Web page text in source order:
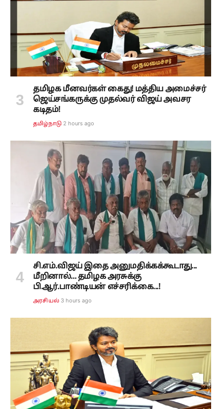
தமிழக மீனவர்கள் கைது! மத்திய அமைச்சர்
ஜெய்சங்கருக்கு முதல்வர் விஜய் அவசர
கடிதம்!
தமிழ்நாடு 2 hours ago
சி.எம்.விஜய் இதை அனுமதிக்கக்கூடாது...
மீறினால்... தமிழக அரசுக்கு
பி.ஆர்.பாண்டியன் எச்சரிக்கை...!
அரசியல் 3 hours ago